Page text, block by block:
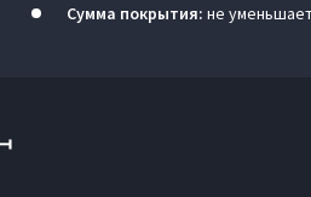
Сумма покрытия: не